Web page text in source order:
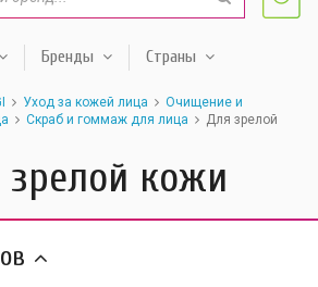
Бренды Страны
Уход за кожей лица
Очищение и
Скраб и гоммаж для лица
Для зрелой
зрелой кожи